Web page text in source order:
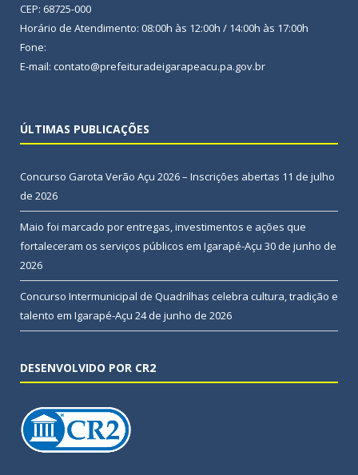
CEP: 68725-000
Horário de Atendimento: 08:00h às 12:00h / 14:00h às 17:00h
Fone:
E-mail: contato@prefeituradeigarapeacu.pa.gov.br
ÚLTIMAS PUBLICAÇÕES
Concurso Garota Verão Açu 2026 – Inscrições abertas 11 de julho
de 2026
Maio foi marcado por entregas, investimentos e ações que
fortaleceram os serviços públicos em Igarapé-Açu 30 de junho de
2026
Concurso Intermunicipal de Quadrilhas celebra cultura, tradição e
talento em Igarapé-Açu 24 de junho de 2026
DESENVOLVIDO POR CR2